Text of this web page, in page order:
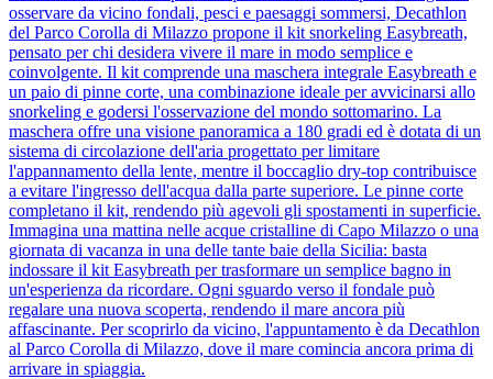
osservare da vicino fondali, pesci e paesaggi sommersi, Decathlon
del Parco Corolla di Milazzo propone il kit snorkeling Easybreath,
pensato per chi desidera vivere il mare in modo semplice e
coinvolgente. Il kit comprende una maschera integrale Easybreath e
un paio di pinne corte, una combinazione ideale per avvicinarsi allo
snorkeling e godersi l'osservazione del mondo sottomarino. La
maschera offre una visione panoramica a 180 gradi ed è dotata di un
sistema di circolazione dell'aria progettato per limitare
l'appannamento della lente, mentre il boccaglio dry-top contribuisce
a evitare l'ingresso dell'acqua dalla parte superiore. Le pinne corte
completano il kit, rendendo più agevoli gli spostamenti in superficie.
Immagina una mattina nelle acque cristalline di Capo Milazzo o una
giornata di vacanza in una delle tante baie della Sicilia: basta
indossare il kit Easybreath per trasformare un semplice bagno in
un'esperienza da ricordare. Ogni sguardo verso il fondale può
regalare una nuova scoperta, rendendo il mare ancora più
affascinante. Per scoprirlo da vicino, l'appuntamento è da Decathlon
al Parco Corolla di Milazzo, dove il mare comincia ancora prima di
arrivare in spiaggia.